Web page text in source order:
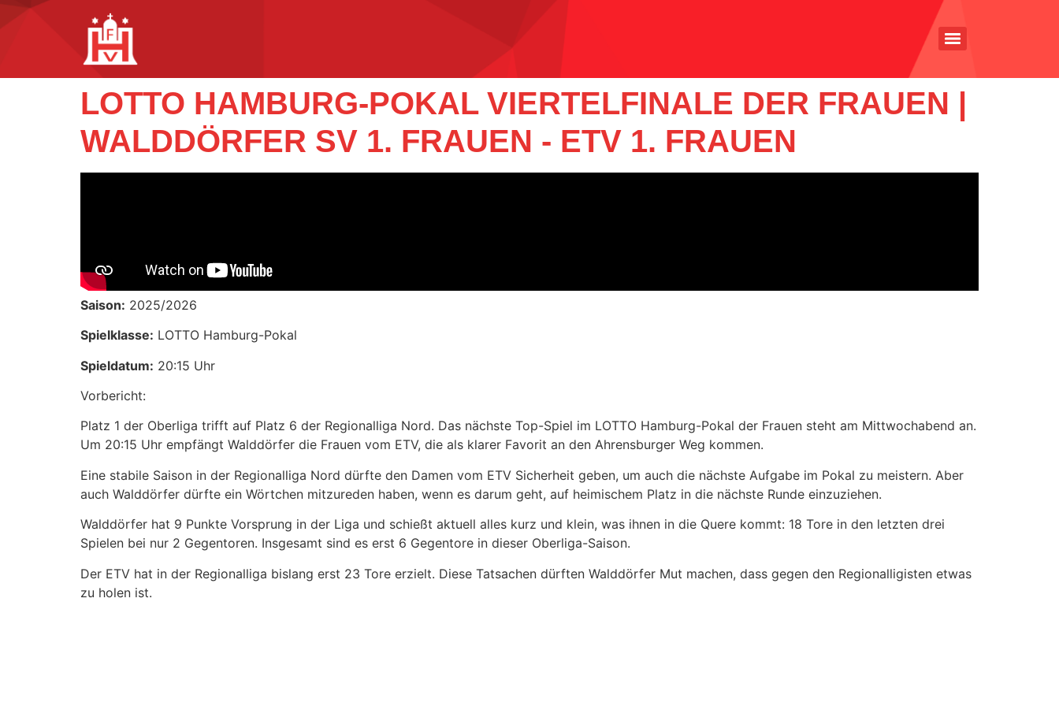
LOTTO HAMBURG-POKAL VIERTELFINALE DER FRAUEN |
WALDDÖRFER SV 1. FRAUEN - ETV 1. FRAUEN
Saison: 2025/2026
Spielklasse: LOTTO Hamburg-Pokal
Spieldatum: 20:15 Uhr
Vorbericht:
Platz 1 der Oberliga trifft auf Platz 6 der Regionalliga Nord. Das nächste Top-Spiel im LOTTO Hamburg-Pokal der Frauen steht am Mittwochabend an.
Um 20:15 Uhr empfängt Walddörfer die Frauen vom ETV, die als klarer Favorit an den Ahrensburger Weg kommen.
Eine stabile Saison in der Regionalliga Nord dürfte den Damen vom ETV Sicherheit geben, um auch die nächste Aufgabe im Pokal zu meistern. Aber
auch Walddörfer dürfte ein Wörtchen mitzureden haben, wenn es darum geht, auf heimischem Platz in die nächste Runde einzuziehen.
Walddörfer hat 9 Punkte Vorsprung in der Liga und schießt aktuell alles kurz und klein, was ihnen in die Quere kommt: 18 Tore in den letzten drei
Spielen bei nur 2 Gegentoren. Insgesamt sind es erst 6 Gegentore in dieser Oberliga-Saison.
Der ETV hat in der Regionalliga bislang erst 23 Tore erzielt. Diese Tatsachen dürften Walddörfer Mut machen, dass gegen den Regionalligisten etwas
zu holen ist.